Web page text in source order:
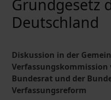
Grundgesetz
Deutschland
Diskussion in der
Bundesrat und der
Verfassungsreform